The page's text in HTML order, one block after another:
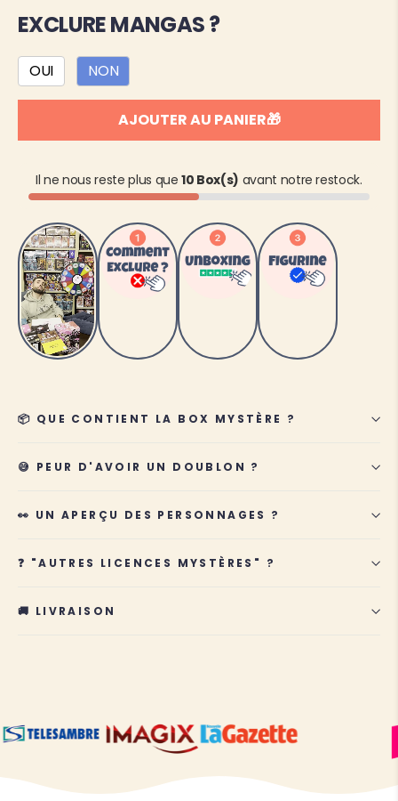
EXCLURE MANGAS ?
OUI NON
AJOUTER AU PANIER🎁
Il ne nous reste plus que10 Box(s) avant notre restock.
📦 QUE CONTIENT LA BOX MYSTÈRE ?
😅 PEUR D'AVOIR UN DOUBLON ?
👀 UN APERÇU DES PERSONNAGES ?
❓ "AUTRES LICENCES MYSTÈRES" ?
🚚 LIVRAISON